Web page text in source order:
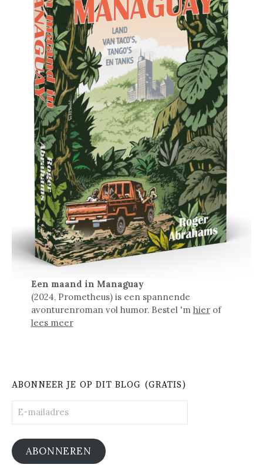
Een maand in Managuay
(2024, Prometheus) is een spannende
avonturenroman vol humor. Bestel 'm hierof
lees meer
ABONNEER JE OP DIT BLOG (GRATIS)
mailadres
ABONNEREN